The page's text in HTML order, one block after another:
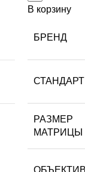
В корзину
БРЕНД
СТАНДАРТ
РАЗМЕР
МАТРИЦЫ
ОБЪЕКТИВ